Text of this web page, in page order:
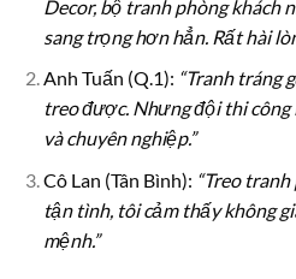
Decor, bộ tranh phòng khách
sang trọng hơn hẳn. Rất hài
Anh Tuấn (Q.1): “Tranh tráng
treo được. Nhưng đội thi công
và chuyên nghiệp.”
Cô Lan (Tân Bình): “Treo
tận tình, tôi cảm thấy không
mệnh.”